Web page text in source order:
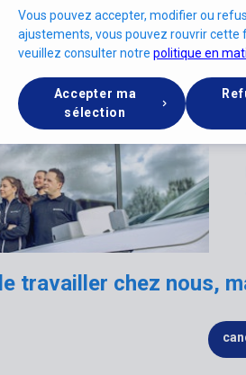
travailler chez nous,
Vous pouvez accepter, modifier ou
ajustements, vous pouvez rouvrir
veuillez consulter notre politique en
Accepter ma
sélection